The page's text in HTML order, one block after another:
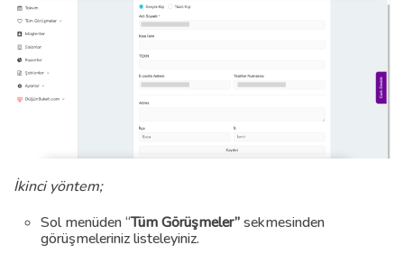
İkinci yöntem;
Sol menüden “Tüm Görüşmeler”sekmesinden
görüşmeleriniz listeleyiniz.